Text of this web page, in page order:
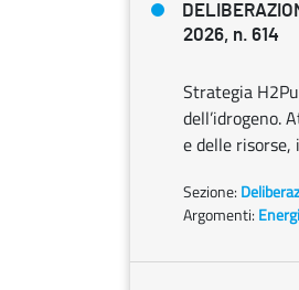
2026, n. 614
Strategia
dell’idrogeno.
e delle
Sezione:
Argomenti: